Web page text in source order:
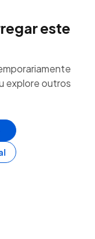
este
explore outros